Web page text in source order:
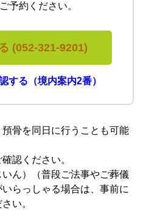
予約ください。
(052-321-9201)
する（境内案内2番）
骨を同日に行うことも可能
確認ください。
ん）（普段ご法事やご葬儀
らっしゃる場合は、事前に
い。